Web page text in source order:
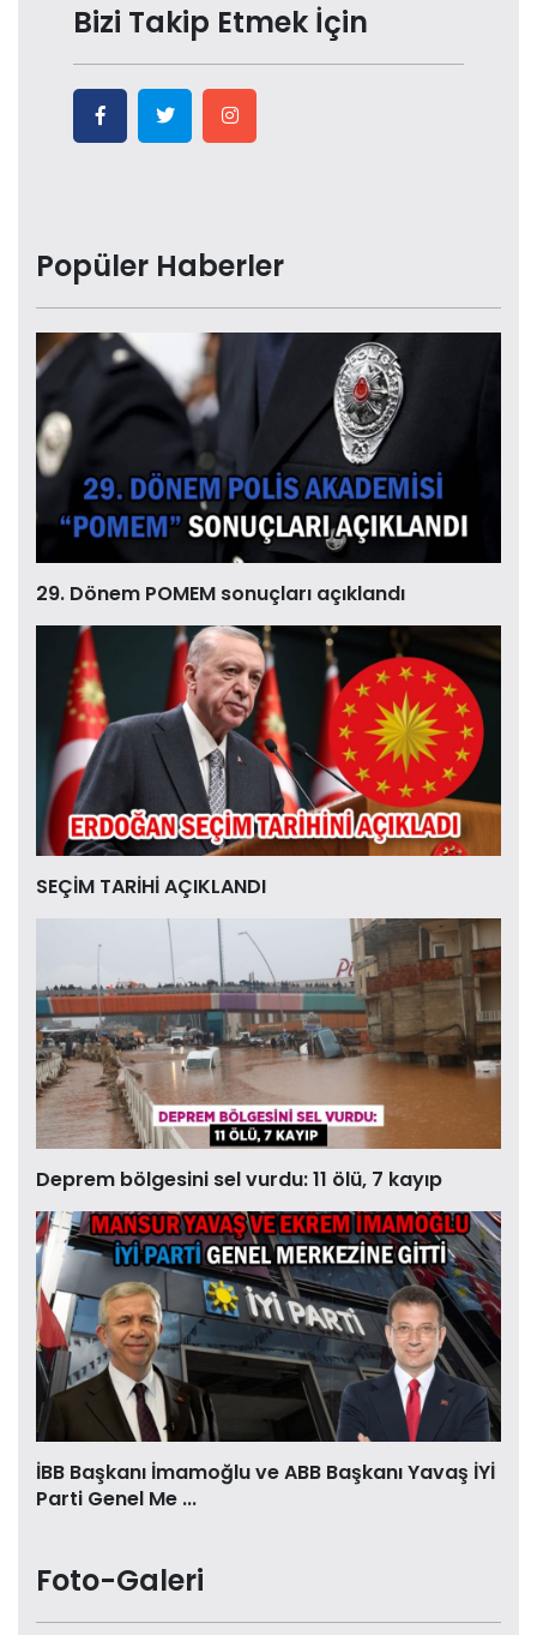
Bizi Takip Etmek İçin
Popüler Haberler
29. Dönem POMEM sonuçları açıklandı
SEÇİM TARİHİ AÇIKLANDI
Deprem bölgesini sel vurdu: 11 ölü, 7 kayıp
İBB Başkanı İmamoğlu ve ABB Başkanı Yavaş İYİ
Parti Genel Me ...
Foto-Galeri